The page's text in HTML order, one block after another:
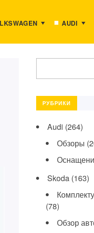
AUDI
РУБРИКИ
Audi (264)
Обзоры
Skoda(163)
(78)
Обзор